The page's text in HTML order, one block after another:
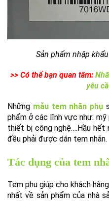
Sản phẩm nhập
>> Có thể bạn quan tâm:
yêu
Những mẫu tem nhãn phụ
phẩm ở các lĩnh vực như:
thiết bị công nghệ….Hầu hết
đều phải được dán tem nhãn.
Tác dụng của tem
Tem phụ giúp cho khách
nhất về sản phẩm của nhà